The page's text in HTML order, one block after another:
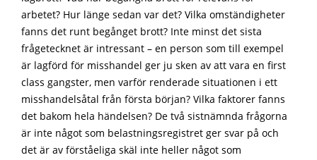
arbetet? Hur länge sedan var det? Vilka omständigheter
fanns det runt begånget brott? Inte minst det sista
frågetecknet är intressant – en person som till exempel
är lagförd för misshandel ger ju sken av att vara en first
class gangster, men varför renderade situationen i ett
misshandelsåtal från första början? Vilka faktorer fanns
det bakom hela händelsen? De två sistnämnda frågorna
är inte något som belastningsregistret ger svar på och
det är av förståeliga skäl inte heller något som